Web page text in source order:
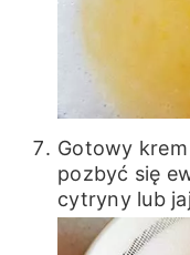
Gotowy
pozbyć się
cytryny lub